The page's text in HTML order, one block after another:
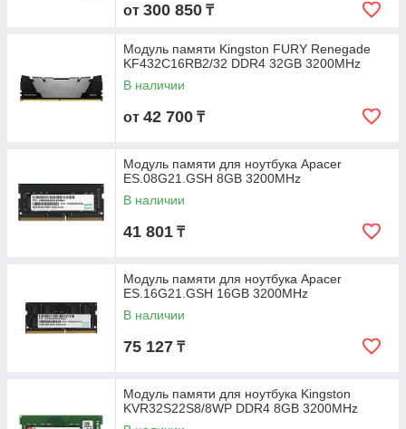
от 300 850 ₸
Модуль памяти Kingston FURY Renegade
KF432C16RB2/32 DDR4 32GB 3200MHz
В наличии
от 42 700 ₸
Модуль памяти для ноутбука Apacer
ES.08G21.GSH 8GB 3200MHz
В наличии
41 801 ₸
Модуль памяти для ноутбука Apacer
ES.16G21.GSH 16GB 3200MHz
В наличии
75 127 ₸
Модуль памяти для ноутбука Kingston
KVR32S22S8/8WP DDR4 8GB 3200MHz